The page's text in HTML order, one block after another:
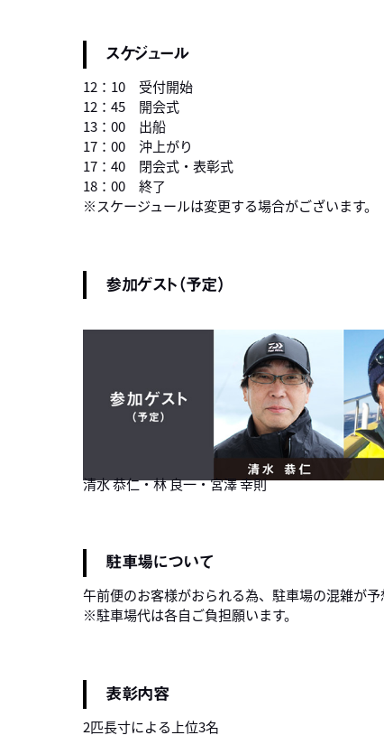
スケジュール
12：10 受付開始
12：45 開会式
13：00 出船
17：00 沖上がり
17：40 閉会式・表彰式
18：00 終了
※スケージュールは変更する場合がございます。
参加ゲスト（予定）
清水 恭仁・林 良一・宮澤 幸則
駐車場について
午前便のお客様がおられる為、駐車場の混雑が予
※駐車場代は各自ご負担願います。
表彰内容
2匹長寸による上位3名